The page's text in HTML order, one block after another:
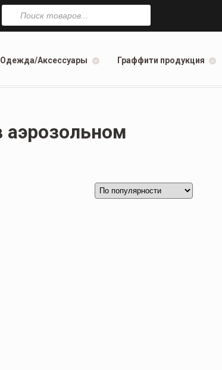
Поиск
товаров
Одежда/Аксессуары Граффити продукция
аэрозольном